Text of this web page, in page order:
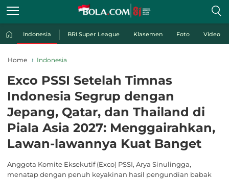
Indonesia BRI Super League Klasemen Foto Video
Home Indonesia
Exco PSSI Setelah Timnas
Indonesia Segrup dengan
Jepang, Qatar, dan Thailand di
Piala Asia 2027: Menggairahkan,
Lawan-lawannya Kuat Banget
Anggota Komite Eksekutif (Exco) PSSI, Arya Sinulingga,
menatap dengan penuh keyakinan hasil pengundian babak